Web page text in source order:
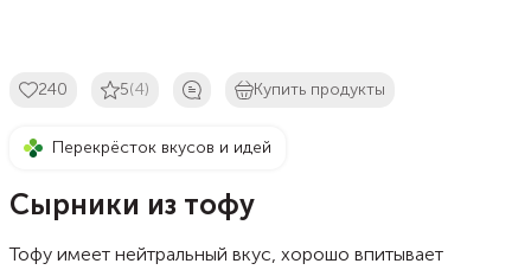
240 5(4) Купить продукты
Перекрёсток вкусов и идей
Сырники из тофу
Тофу имеет нейтральный вкус, хорошо впитывает